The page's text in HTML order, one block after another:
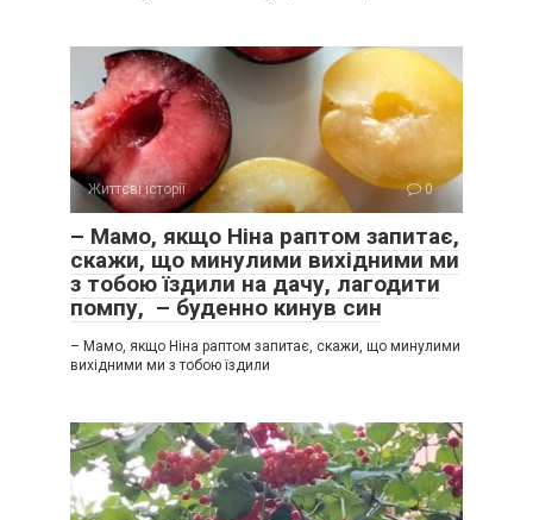
Життєві історії 0
– Мамо, якщо Ніна раптом запитає,
скажи, що минулими вихідними ми
з тобою їздили на дачу, лагодити
помпу, – буденно кинув син
– Мамо, якщо Ніна раптом запитає, скажи, що минулими
вихідними ми з тобою їздили